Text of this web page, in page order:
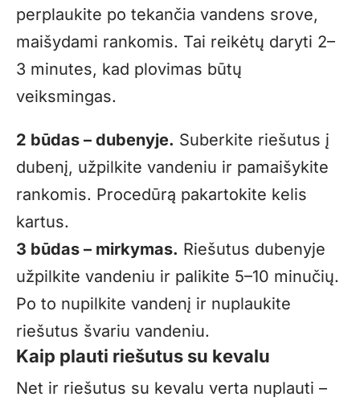
perplaukite po tekančia vandens srove,
maišydami rankomis. Tai reikėtų daryti 2–
3 minutes, kad plovimas būtų
veiksmingas.
2 būdas – dubenyje. Suberkite riešutus į
dubenį, užpilkite vandeniu ir pamaišykite
rankomis. Procedūrą pakartokite kelis
kartus.
3 būdas – mirkymas. Riešutus dubenyje
užpilkite vandeniu ir palikite 5–10 minučių.
Po to nupilkite vandenį ir nuplaukite
riešutus švariu vandeniu.
Kaip plauti riešutus su kevalu
Net ir riešutus su kevalu verta nuplauti –